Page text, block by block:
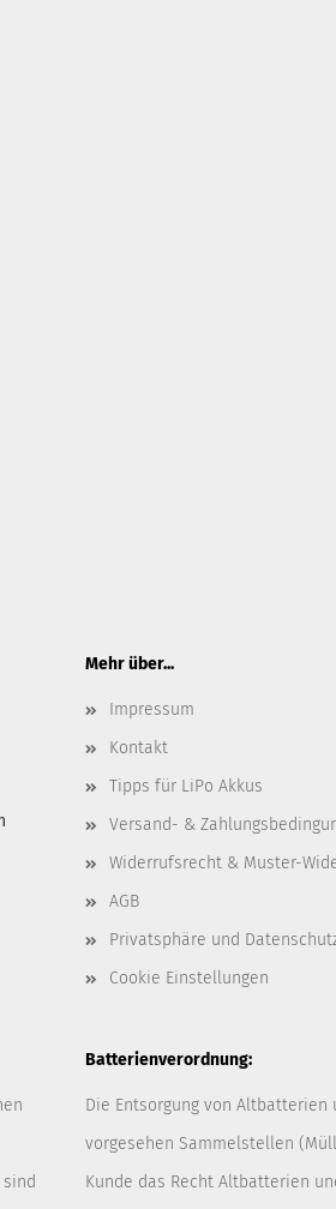
Mehr über...
Impressum
Kontakt
Tipps für LiPo Akkus
Versand- &
Widerrufsrecht & Muster-
AGB
Privatsphäre und
Cookie Einstellungen
Batterienverordnung:
Die Entsorgung von
vorgesehen Sammelstellen
Kunde das Recht Altbatterien